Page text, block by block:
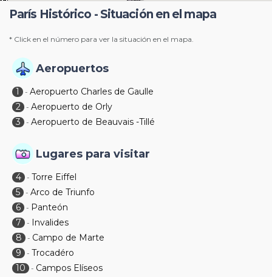
París Histórico - Situación en el mapa
* Click en el número para ver la situación en el mapa.
Aeropuertos
1 - Aeropuerto Charles de Gaulle
2 - Aeropuerto de Orly
3
- Aeropuerto de Beauvais -Tillé
Lugares para visitar
4 - Torre Eiffel
5 - Arco de Triunfo
6 - Panteón
7
- Invalides
8
- Campo de Marte
9
- Trocadéro
10
- Campos Elíseos